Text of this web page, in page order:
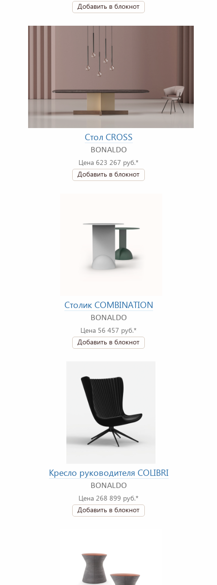
Добавить в блокнот
Стол CROSS
BONALDO
Цена 623 267 руб.*
Добавить в блокнот
Столик COMBINATION
BONALDO
Цена 56 457 руб.*
Добавить в блокнот
Кресло руководителя COLIBRI
BONALDO
Цена 268 899 руб.*
Добавить в блокнот